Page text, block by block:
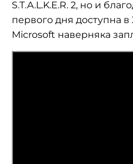
S.T.A.L.K.E.R. 2, но и
первого дня доступна в
Microsoft наверняка